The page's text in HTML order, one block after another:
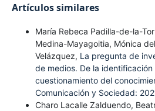
Artículos similares
María Rebeca Padilla-de-la-
Medina-Mayagoitia, Mónica
Velázquez, La pregunta de
de medios. De la
cuestionamiento del
Comunicación y Sociedad:
Charo Lacalle Zalduendo,